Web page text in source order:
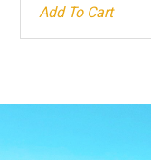
Add To Cart